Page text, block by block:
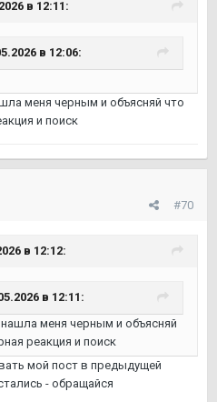
в 12:11:
в 12:06:
меня черным и объясняй что
и поиск
#70
в 12:12:
в 12:11:
меня черным и объясняй
реакция и поиск
мой пост в предыдущей
- обращайся